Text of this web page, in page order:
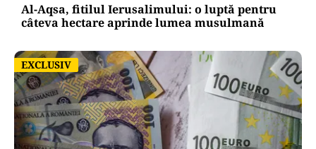
Al-Aqsa, fitilul Ierusalimului: o luptă pentru
câteva hectare aprinde lumea musulmană
EXCLUSIV
EXCLUSIV